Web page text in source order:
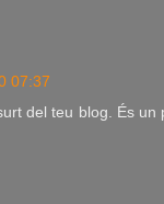
07:37
del teu blog. És un